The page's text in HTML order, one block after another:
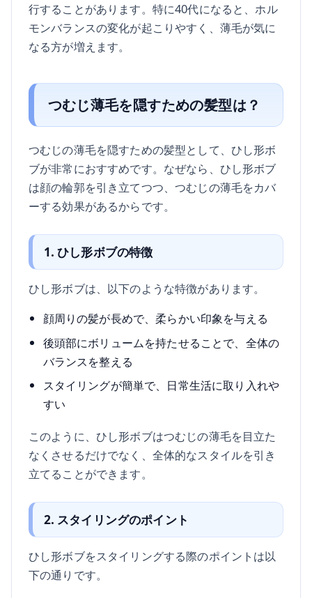
行することがあります。特に40代になると、ホル
モンバランスの変化が起こりやすく、薄毛が気に
なる方が増えます。
つむじ薄毛を隠すための髪型は？
つむじの薄毛を隠すための髪型として、ひし形ボ
ブが非常におすすめです。なぜなら、ひし形ボブ
は顔の輪郭を引き立てつつ、つむじの薄毛をカバ
ーする効果があるからです。
1. ひし形ボブの特徴
ひし形ボブは、以下のような特徴があります。
顔周りの髪が長めで、柔らかい印象を与える
後頭部にボリュームを持たせることで、全体の
バランスを整える
スタイリングが簡単で、日常生活に取り入れや
すい
このように、ひし形ボブはつむじの薄毛を目立た
なくさせるだけでなく、全体的なスタイルを引き
立てることができます。
2. スタイリングのポイント
ひし形ボブをスタイリングする際のポイントは以
下の通りです。